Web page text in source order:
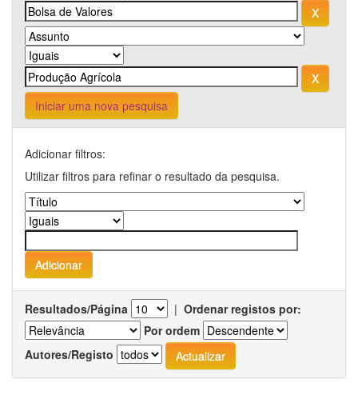
Iniciar uma nova pesquisa
Adicionar filtros:
Utilizar filtros para refinar o resultado da pesquisa.
Resultados/Página | Ordenar registos por:
Por ordem
Autores/Registo